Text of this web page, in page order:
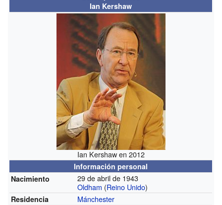
Ian Kershaw
Ian Kershaw en 2012
Información personal
Nacimiento
29 de abril de 1943
Oldham (Reino Unido)
Residencia Mánchester